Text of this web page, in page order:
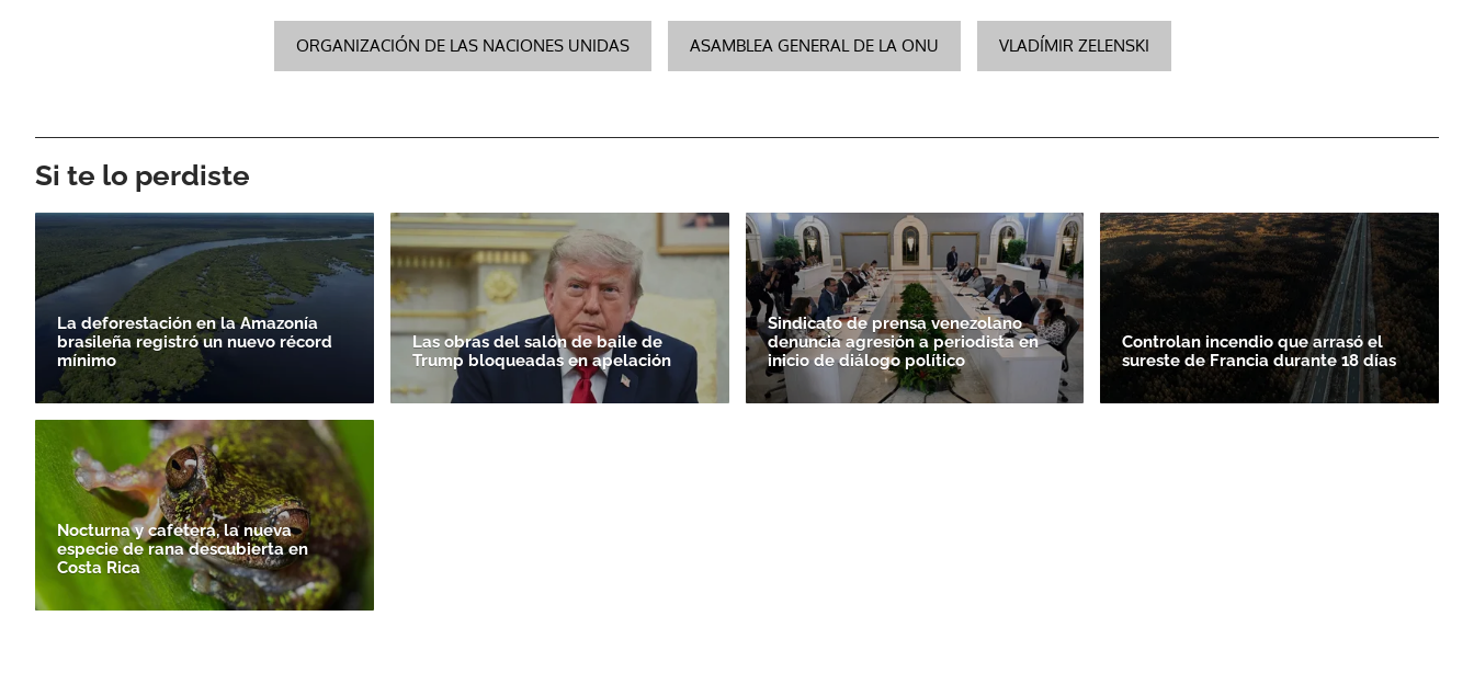
Gracias por suscribirte a nuestro boletín.
ORGANIZACIÓN DE LAS NACIONES UNIDAS ASAMBLEA GENERAL DE LA ONU VLADÍMIR ZELENSKI
Si te lo perdiste
La deforestación en la Amazonía
brasileña registró un nuevo récord
mínimo
Las obras del salón de baile de
Trump bloqueadas en apelación
Sindicato de prensa venezolano
denuncia agresión a periodista en
inicio de diálogo político
Controlan incendio que arrasó el
sureste de Francia durante 18 días
Nocturna y cafetera, la nueva
especie de rana descubierta en
Costa Rica